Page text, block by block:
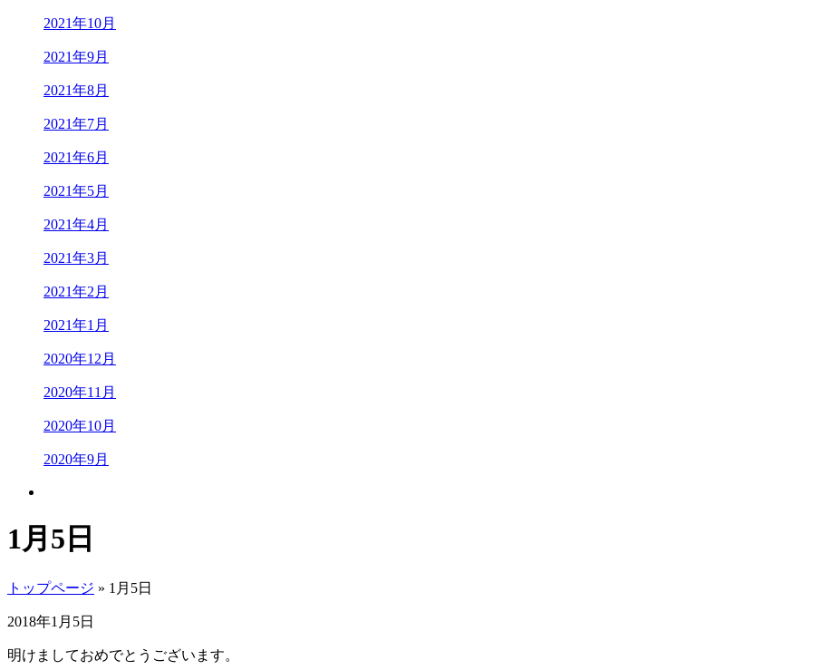
2021年10月
2021年9月
2021年8月
2021年7月
2021年6月
2021年5月
2021年4月
2021年3月
2021年2月
2021年1月
2020年12月
2020年11月
2020年10月
2020年9月
1月5日
トップページ » 1月5日
2018年1月5日
明けましておめでとうございます。